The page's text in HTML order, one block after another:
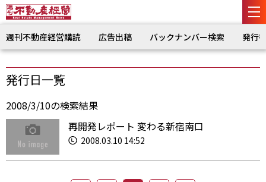
週刊不動産経営購読 広告出稿 バックナンバー検索 発行
発行日一覧
2008/3/10の検索結果
再開発レポート 変わる新宿南口
2008.03.10 14:52